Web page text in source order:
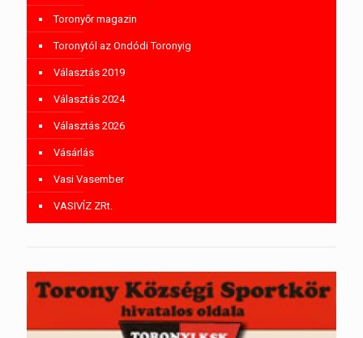
Toronyőr magazin
Toronytól az Ondódi Toronyig
Választás 2019
Választás 2024
Választás 2026
Vásárlás
Vasi Vasember
VASIVÍZ ZRt.